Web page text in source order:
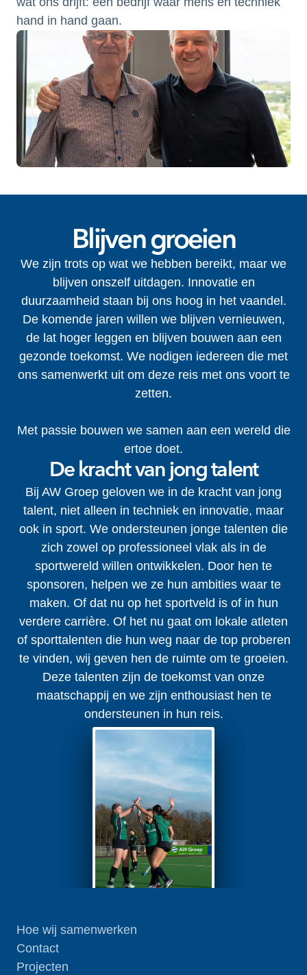
hand in hand gaan.
Blijven groeien
We zijn trots op wat we hebben bereikt, maar we
blijven onszelf uitdagen. Innovatie en
duurzaamheid staan bij ons hoog in het vaandel.
De komende jaren willen we blijven vernieuwen,
de lat hoger leggen en blijven bouwen aan een
gezonde toekomst. We nodigen iedereen die met
ons samenwerkt uit om deze reis met ons voort te
zetten.
Met passie bouwen we samen aan een wereld die
ertoe doet.
De kracht van jong talent
Bij AW Groep geloven we in de kracht van jong
talent, niet alleen in techniek en innovatie, maar
ook in sport. We ondersteunen jonge talenten die
zich zowel op professioneel vlak als in de
sportwereld willen ontwikkelen. Door hen te
sponsoren, helpen we ze hun ambities waar te
maken. Of dat nu op het sportveld is of in hun
verdere carrière. Of het nu gaat om lokale atleten
of sporttalenten die hun weg naar de top proberen
te vinden, wij geven hen de ruimte om te groeien.
Deze talenten zijn de toekomst van onze
maatschappij en we zijn enthousiast hen te
ondersteunen in hun reis.
Hoe wij samenwerken
Contact
Projecten